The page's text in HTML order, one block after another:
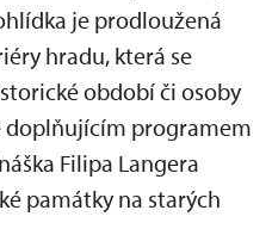
je prodloužená
hradu, která se
období či osoby
doplňujícím programem
Filipa Langera
památky na starých